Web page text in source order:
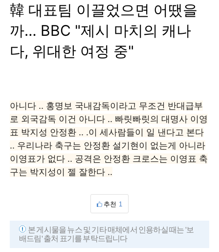
韓 대표팀 이끌었으면 어땠을
까… BBC "제시 마치의 캐나
다, 위대한 여정 중"
아니다 .. 홍명보 국내감독이라고 무조건 반대급부
로 외국감독 이건 아니다 .. 빠릿빠릿의 대명사 이영
표 박지성 안정환 .. .이 세사람들이 일 낸다고 본다
.. 우리나라 축구는 안정환 설기현이 없는게 아니라
이영표가 없다 .. 공격은 안정환 크로스는 이영표 축
구는 박지성이 젤 잘한다 ..
추천 1
본 게시물을 뉴스 및 기타 매체에서 인용하실 때는 '보
배드림' 출처 표기를 부탁드립니다